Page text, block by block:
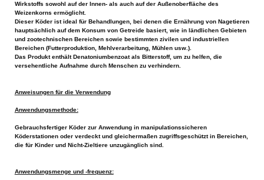
Wirkstoffs sowohl auf der Innen- als auch auf der Außenoberfläche des
Weizenkorns ermöglicht.
Dieser Köder ist ideal für Behandlungen, bei denen die Ernährung von Nagetieren
hauptsächlich auf dem Konsum von Getreide basiert, wie in ländlichen Gebieten
und zootechnischen Bereichen sowie bestimmten zivilen und industriellen
Bereichen (Futterproduktion, Mehlverarbeitung, Mühlen usw.).
Das Produkt enthält Denatoniumbenzoat als Bitterstoff, um zu helfen, die
versehentliche Aufnahme durch Menschen zu verhindern.
Anweisungen für die Verwendung
Anwendungsmethode:
Gebrauchsfertiger Köder zur Anwendung in manipulationssicheren
Köderstationen oder verdeckt und gleichermaßen zugriffsgeschützt in Bereichen,
die für Kinder und Nicht-Zieltiere unzugänglich sind.
Anwendungsmenge und -frequenz: